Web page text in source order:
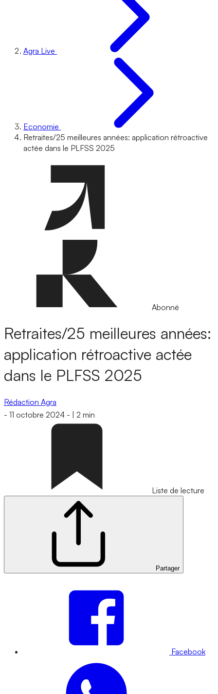
Agra Live
Economie
Retraites/25 meilleures années: application rétroactive
actée dans le PLFSS 2025
Abonné
Retraites/25 meilleures années:
application rétroactive actée
dans le PLFSS 2025
Rédaction Agra
- 11 octobre 2024 - 2 min
Liste de lecture
Partager
Facebook